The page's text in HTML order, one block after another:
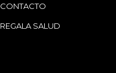
CONTACTO
REGALA SALUD